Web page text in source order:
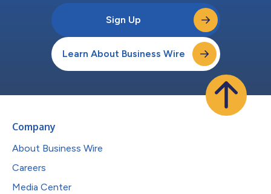
Sign Up
Learn About Business Wire
Company
About Business Wire
Careers
Media Center